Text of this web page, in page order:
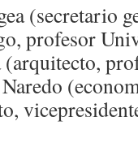
(secretario
profesor